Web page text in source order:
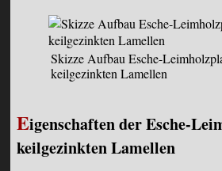
Skizze Aufbau Esche-
keilgezinkten Lamellen
Eigenschaften der Esche-
keilgezinkten Lamellen